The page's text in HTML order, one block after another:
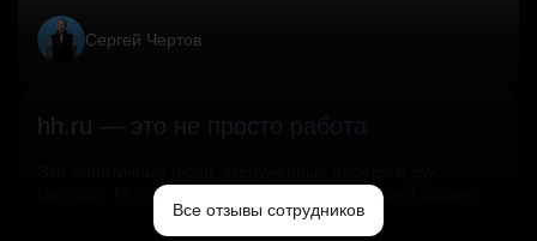
Сергей Чертов
hh.ru — это не просто работа
свободы. Мы помогаем миру и создаём лучший сервис
по поиску работы в стране.Все отзывы сотрудников